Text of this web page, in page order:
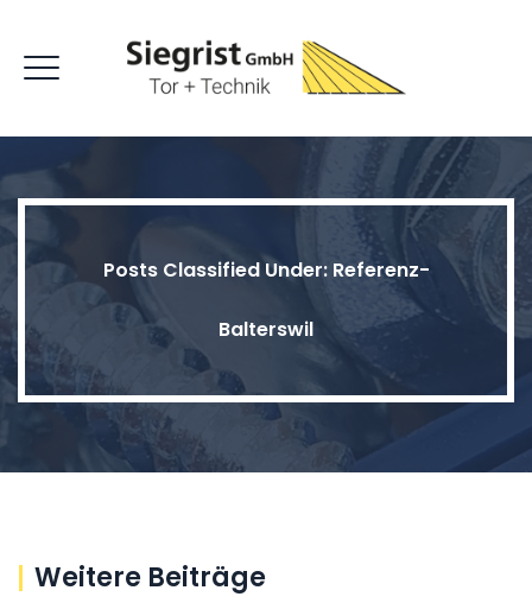
Posts Classified Under: Referenz-
Balterswil
Weitere Beiträge